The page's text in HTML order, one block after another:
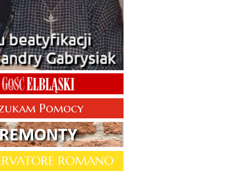
Pomocy
ROMANO